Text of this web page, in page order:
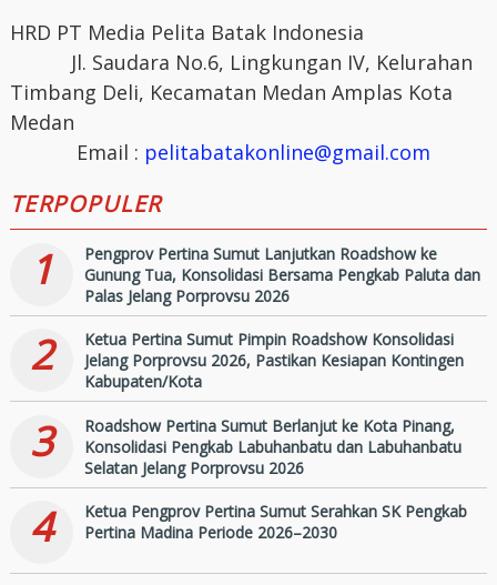
HRD PT Media Pelita Batak Indonesia
Jl. Saudara No.6, Lingkungan IV, Kelurahan
Timbang Deli, Kecamatan Medan Amplas Kota
Medan
Email : pelitabatakonline@gmail.com
TERPOPULER
1
Pengprov Pertina Sumut Lanjutkan Roadshow ke
Gunung Tua, Konsolidasi Bersama Pengkab Paluta dan
Palas Jelang Porprovsu 2026
2
Ketua Pertina Sumut Pimpin Roadshow Konsolidasi
Jelang Porprovsu 2026, Pastikan Kesiapan Kontingen
Kabupaten/Kota
3
Roadshow Pertina Sumut Berlanjut ke Kota Pinang,
Konsolidasi Pengkab Labuhanbatu dan Labuhanbatu
Selatan Jelang Porprovsu 2026
4
Ketua Pengprov Pertina Sumut Serahkan SK Pengkab
Pertina Madina Periode 2026–2030